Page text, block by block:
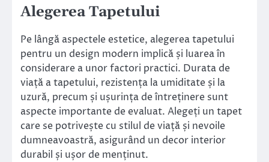
Alegerea Tapetului
Pe lângă aspectele estetice, alegerea tapetului
pentru un design modern implică și luarea în
considerare a unor factori practici. Durata de
viață a tapetului, rezistența la umiditate și la
uzură, precum și ușurința de întreținere sunt
aspecte importante de evaluat. Alegeți un tapet
care se potrivește cu stilul de viață și nevoile
dumneavoastră, asigurând un decor interior
durabil și ușor de menținut.